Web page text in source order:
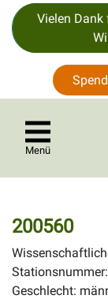
Vielen Dank
Menü
200560
Geschlecht: